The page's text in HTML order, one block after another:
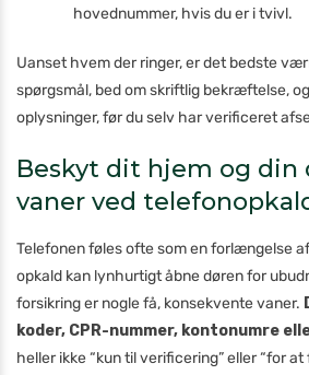
hovednummer, hvis du er i tvivl.
Uanset hvem der ringer, er det bedste
spørgsmål, bed om skriftlig bekræftelse,
oplysninger, før du selv har verificeret
Beskyt dit hjem og din
vaner ved
Telefonen føles ofte som en forlængelse
opkald kan lynhurtigt åbne døren for
forsikring er nogle få, konsekvente vaner.
koder, CPR-nummer, kontonumre
heller ikke “kun til verificering” eller “for